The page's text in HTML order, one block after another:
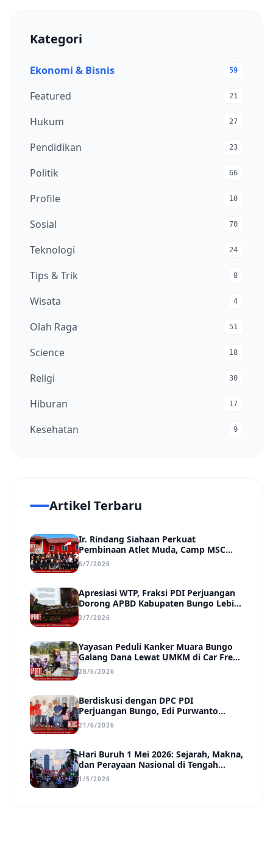
Kategori
Ekonomi & Bisnis 59
Featured 21
Hukum 27
Pendidikan 23
Politik 66
Profile 10
Sosial 70
Teknologi 24
Tips & Trik 8
Wisata 4
Olah Raga 51
Science 18
Religi 30
Hiburan 17
Kesehatan 9
Artikel Terbaru
Ir. Rindang Siahaan Perkuat
Pembinaan Atlet Muda, Camp MSC
Siapkan Generasi Juara Hadapi
Kejuaraan Regional hingga Nasional
6/7/2026
Apresiasi WTP, Fraksi PDI Perjuangan
Dorong APBD Kabupaten Bungo Lebih
Efektif, Transparan, dan Berdampak
2/7/2026
Yayasan Peduli Kanker Muara Bungo
Galang Dana Lewat UMKM di Car Free
Day, Ir. Rindang Siahaan Beri Apresiasi
28/6/2026
Berdiskusi dengan DPC PDI
Perjuangan Bungo, Edi Purwanto
Uraikan Poin-Poin Urgensi yang Perlu
Disadari Pemimpin Daerah
21/6/2026
Hari Buruh 1 Mei 2026: Sejarah, Makna,
dan Perayaan Nasional di Tengah
Tantangan Era Digital
1/5/2026